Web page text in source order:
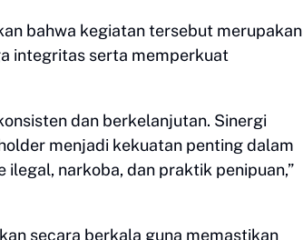
bahwa kegiatan tersebut merupakan
integritas serta memperkuat
dan berkelanjutan. Sinergi
menjadi kekuatan penting dalam
narkoba, dan praktik penipuan,”
secara berkala guna memastikan